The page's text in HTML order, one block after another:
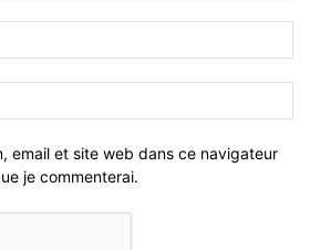
email et site web dans ce navigateur
je commenterai.